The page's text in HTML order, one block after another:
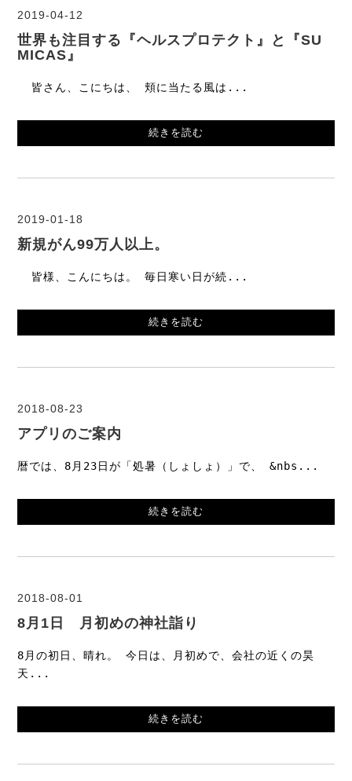
2019-04-12
世界も注目する『ヘルスプロテクト』と『SU
MICAS』
皆さん、こにちは、 頬に当たる風は...
続きを読む
2019-01-18
新規がん99万人以上。
皆様、こんにちは。 毎日寒い日が続...
続きを読む
2018-08-23
アプリのご案内
暦では、8月23日が「処暑（しょしょ）」で、 &nbs...
続きを読む
2018-08-01
8月1日 月初めの神社詣り
8月の初日、晴れ。 今日は、月初めで、会社の近くの昊
天...
続きを読む